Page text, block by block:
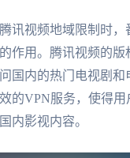
讯视频地域限制时，
作用。腾讯视频的版
国内的热门电视剧和
的VPN服务，使得用
内影视内容。